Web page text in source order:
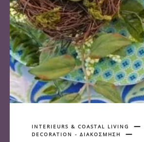
INTERIEURS & COASTAL LIVING
DECORATION - ΔΙΑΚΟΣΜΗΣΗ